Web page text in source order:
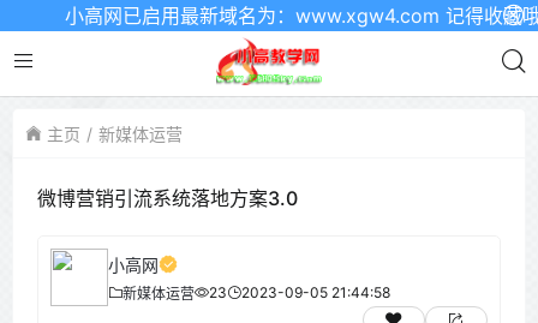
小高网已启用最新域名为：www.xgw4.com 记得收藏哦
主页 新媒体运营
微博营销引流系统落地方案3.0
小高网
新媒体运营 23 2023-09-05 21:44:58